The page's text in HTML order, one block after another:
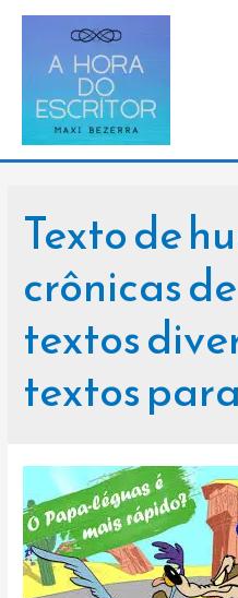
Texto de
crônicas
textos
textos